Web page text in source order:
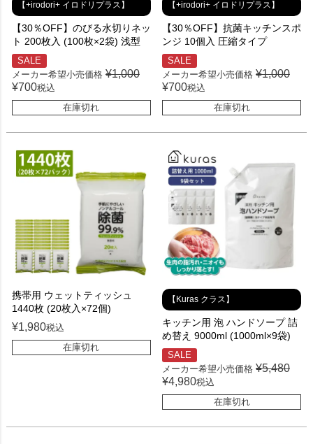
【+irodori+ イロドリプラス】
【30％OFF】のびる水切りネッ
ト 200枚入 (100枚×2袋) 浅型
SALE
メーカー希望小売価格 ¥1,000
¥700税込
在庫切れ
【+irodori+ イロドリプラス】
【30％OFF】抗菌キッチンスポ
ンジ 10個入 圧縮タイプ
SALE
メーカー希望小売価格 ¥1,000
¥700税込
在庫切れ
携帯用 ウェットティッシュ
1440枚 (20枚入×72個)
¥1,980税込
在庫切れ
【Kuras クラス】
キッチン用 泡 ハンドソープ 詰
め替え 9000ml (1000ml×9袋)
SALE
メーカー希望小売価格 ¥5,480
¥4,980税込
在庫切れ